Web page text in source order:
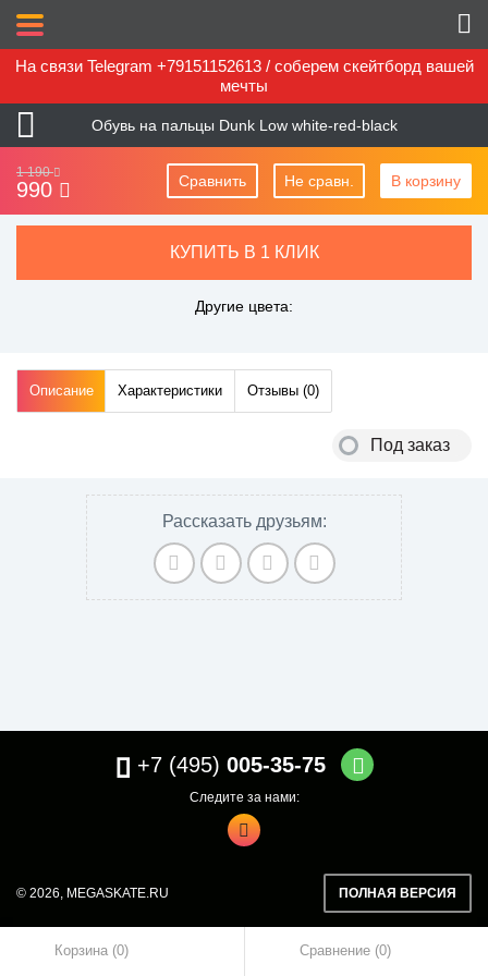
На связи Telegram +79151152613 / соберем скейтборд вашей
мечты
Корзина (0) Сравнение 0
Обувь на пальцы Dunk Low white-red-black
1 190
990 В корзину
Сравнить Не сравн.
КУПИТЬ В 1 КЛИК
Другие цвета:
Описание Характеристики Отзывы (0)
Под заказ
Рассказать друзьям:
+7 (495) 005-35-75
Следите за нами:
© 2026, MEGASKATE.RU ПОЛНАЯ ВЕРСИЯ